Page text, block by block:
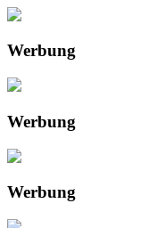
Werbung
Werbung
Werbung